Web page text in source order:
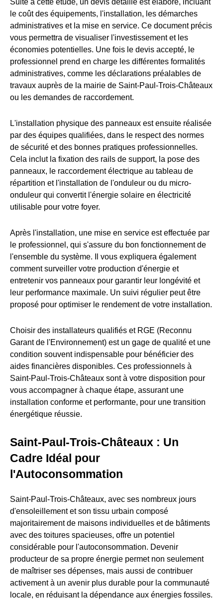
Suite à cette étude, un devis détaillé est élaboré, incluant
le coût des équipements, l'installation, les démarches
administratives et la mise en service. Ce document précis
vous permettra de visualiser l'investissement et les
économies potentielles. Une fois le devis accepté, le
professionnel prend en charge les différentes formalités
administratives, comme les déclarations préalables de
travaux auprès de la mairie de Saint-Paul-Trois-Châteaux
ou les demandes de raccordement.
L'installation physique des panneaux est ensuite réalisée
par des équipes qualifiées, dans le respect des normes
de sécurité et des bonnes pratiques professionnelles.
Cela inclut la fixation des rails de support, la pose des
panneaux, le raccordement électrique au tableau de
répartition et l'installation de l'onduleur ou du micro-
onduleur qui convertit l'énergie solaire en électricité
utilisable pour votre foyer.
Après l'installation, une mise en service est effectuée par
le professionnel, qui s'assure du bon fonctionnement de
l'ensemble du système. Il vous expliquera également
comment surveiller votre production d'énergie et
entretenir vos panneaux pour garantir leur longévité et
leur performance maximale. Un suivi régulier peut être
proposé pour optimiser le rendement de votre installation.
Choisir des installateurs qualifiés et RGE (Reconnu
Garant de l'Environnement) est un gage de qualité et une
condition souvent indispensable pour bénéficier des
aides financières disponibles. Ces professionnels à
Saint-Paul-Trois-Châteaux sont à votre disposition pour
vous accompagner à chaque étape, assurant une
installation conforme et performante, pour une transition
énergétique réussie.
Saint-Paul-Trois-Châteaux : Un
Cadre Idéal pour
l'Autoconsommation
Saint-Paul-Trois-Châteaux, avec ses nombreux jours
d'ensoleillement et son tissu urbain composé
majoritairement de maisons individuelles et de bâtiments
avec des toitures spacieuses, offre un potentiel
considérable pour l'autoconsommation. Devenir
producteur de sa propre énergie permet non seulement
de maîtriser ses dépenses, mais aussi de contribuer
activement à un avenir plus durable pour la communauté
locale, en réduisant la dépendance aux énergies fossiles.